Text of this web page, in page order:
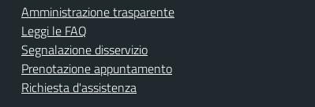
Amministrazione trasparente
Leggi le FAQ
Segnalazione disservizio
Prenotazione appuntamento
Richiesta d'assistenza